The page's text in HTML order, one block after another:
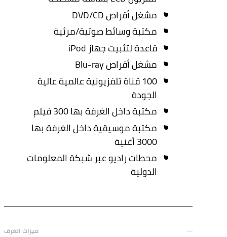
مشغل أقراص DVD/CD
مكتبة وسائط صوتية/مرئية
قاعدة لتثبيت جهاز iPod
مشغل أقراص Blu-ray
100 قناة تلفزيونية عالمية عالية
الجودة
مكتبة داخل الغرفة بها 300 فيلم
مكتبة موسيقية داخل الغرفة بها
3000 أغنية
محطات راديو عبر شبكة المعلومات
الدولية
ميزات الغرف